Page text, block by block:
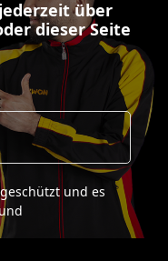
über
dieser Seite
und es
und